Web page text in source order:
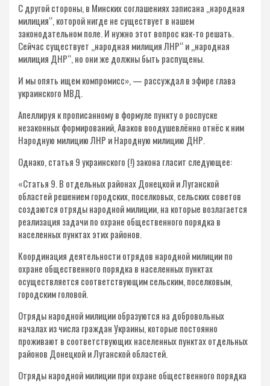
С другой стороны, в Минских соглашениях записана „народная
милиция“, которой нигде не существует в нашем
законодательном поле. И нужно этот вопрос как-то решать.
Сейчас существует „народная милиция ЛНР“ и „народная
милиция ДНР“, но они же должны быть распущены.
И мы опять ищем компромисс», — рассуждал в эфире глава
украинского МВД.
Апеллируя к прописанному в формуле пункту о роспуске
незаконных формирований, Аваков воодушевлённо отнёс к ним
Народную милицию ЛНР и Народную милицию ДНР.
Однако, статья 9 украинского (!) закона гласит следующее:
«Статья 9. В отдельных районах Донецкой и Луганской
областей решением городских, поселковых, сельских советов
создаются отряды народной милиции, на которые возлагается
реализация задачи по охране общественного порядка в
населенных пунктах этих районов.
Координация деятельности отрядов народной милиции по
охране общественного порядка в населенных пунктах
осуществляется соответствующим сельским, поселковым,
городским головой.
Отряды народной милиции образуются на добровольных
началах из числа граждан Украины, которые постоянно
проживают в соответствующих населенных пунктах отдельных
районов Донецкой и Луганской областей.
Отряды народной милиции при охране общественного порядка